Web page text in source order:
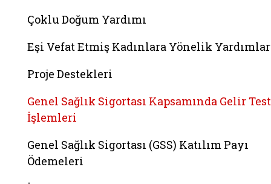
Çoklu Doğum Yardımı
Eşi Vefat Etmiş Kadınlara Yönelik Yardımlar
Proje Destekleri
Genel Sağlık Sigortası Kapsamında Gelir
İşlemleri
Genel Sağlık Sigortası (GSS) Katılım Payı
Ödemeleri